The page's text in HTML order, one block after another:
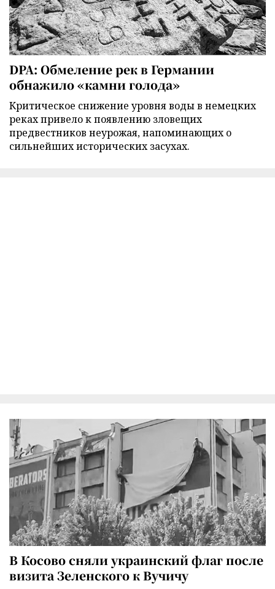
DPA: Обмеление рек в Германии
обнажило «камни голода»
Критическое снижение уровня воды в немецких
реках привело к появлению зловещих
предвестников неурожая, напоминающих о
сильнейших исторических засухах.
В Косово сняли украинский флаг после
визита Зеленского к Вучичу